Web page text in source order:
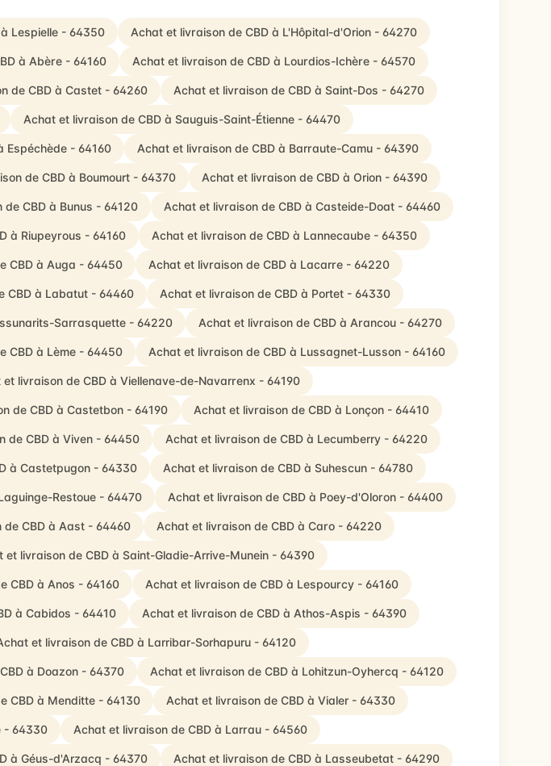
Lespielle - 64350 Achat et livraison de CBD à L'Hôpital-d'Orion - 64270
à Abère - 64160 Achat et livraison de CBD à Lourdios-Ichère - 64570
de CBD à Castet - 64260 Achat et livraison de CBD à Saint-Dos - 64270
Achat et livraison de CBD à Sauguis-Saint-Étienne - 64470
Espéchède - 64160 Achat et livraison de CBD à Barraute-Camu - 64390
de CBD à Boumourt - 64370 Achat et livraison de CBD à Orion - 64390
CBD à Bunus - 64120 Achat et livraison de CBD à Casteide-Doat - 64460
à Riupeyrous - 64160 Achat et livraison de CBD à Lannecaube - 64350
CBD à Auga - 64450 Achat et livraison de CBD à Lacarre - 64220
CBD à Labatut - 64460 Achat et livraison de CBD à Portet - 64330
Sarrasquette - 64220 Achat et livraison de CBD à Arancou - 64270
CBD à Lème - 64450 Achat et livraison de CBD à Lussagnet-Lusson - 64160
et livraison de CBD à Viellenave-de-Navarrenx - 64190
de CBD à Castetbon - 64190 Achat et livraison de CBD à Lonçon - 64410
de CBD à Viven - 64450 Achat et livraison de CBD à Lecumberry - 64220
à Castetpugon - 64330 Achat et livraison de CBD à Suhescun - 64780
Restoue - 64470 Achat et livraison de CBD à Poey-d'Oloron - 64400
de CBD à Aast - 64460 Achat et livraison de CBD à Caro - 64220
et livraison de CBD à Saint-Gladie-Arrive-Munein - 64390
CBD à Anos - 64160 Achat et livraison de CBD à Lespourcy - 64160
à Cabidos - 64410 Achat et livraison de CBD à Athos-Aspis - 64390
et livraison de CBD à Larribar-Sorhapuru - 64120
à Doazon - 64370 Achat et livraison de CBD à Lohitzun-Oyhercq - 64120
CBD à Menditte - 64130 Achat et livraison de CBD à Vialer - 64330
- 64330 Achat et livraison de CBD à Larrau - 64560
à Géus-d'Arzacq - 64370 Achat et livraison de CBD à Lasseubetat - 64290